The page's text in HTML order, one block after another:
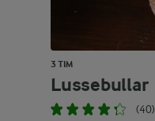
3 TIM
Lussebullar
(40)